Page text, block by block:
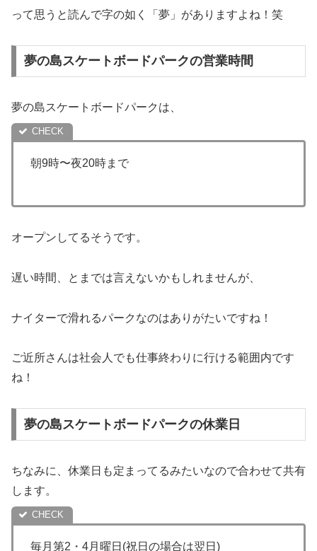
って思うと読んで字の如く「夢」がありますよね！笑
夢の島スケートボードパークの営業時間
夢の島スケートボードパークは、
朝9時〜夜20時まで
オープンしてるそうです。
遅い時間、とまでは言えないかもしれませんが、
ナイターで滑れるパークなのはありがたいですね！
ご近所さんは社会人でも仕事終わりに行ける範囲内です
ね！
夢の島スケートボードパークの休業日
ちなみに、休業日も定まってるみたいなので合わせて共有
します。
毎月第2・4月曜日(祝日の場合は翌日)